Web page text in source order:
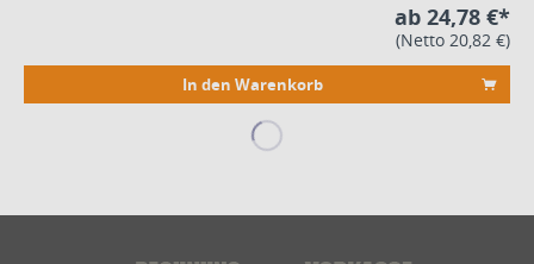
ab 24,78 €*
(Netto 20,82 €)
In den Warenkorb